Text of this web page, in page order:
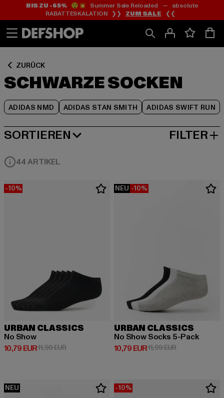
Zum
Inhalt
springen
Zum
Fußzeile
springen
BIS ZU -65%😲💥 Summer Sale Reloaded — absolute
RABATTESKALATION ❯❯ ZUM SALE ❮❮
ZURÜCK
SCHWARZE SOCKEN
ADIDAS NMD ADIDAS STAN SMITH ADIDAS SWIFT RUN
Zum
Produktraster
springen
SORTIEREN
BELIEBTESTE FILTER
44 ARTIKEL
-10%
URBAN CLASSICS
No Show
10,79 EUR
Derzeitiger Preis: 10,79 EUR
11,99 EURAktionspreis: 11,99 EUR
NEU -10%
URBAN CLASSICS
No Show Socks 5-Pack
10,79 EUR
Derzeitiger Preis: 10,79 EUR
11,99 EURAktionspreis:
NEU -10%